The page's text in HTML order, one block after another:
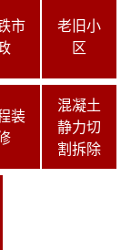
市
老旧小
区
装
混凝土
静力切
割拆除